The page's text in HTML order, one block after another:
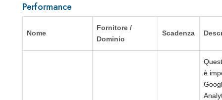
Performance
Nome
Fornitore /
Dominio
Scadenza
è